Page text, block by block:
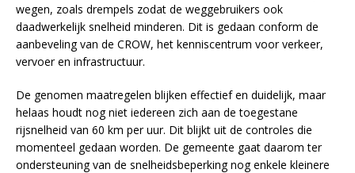
wegen, zoals drempels zodat de weggebruikers ook
daadwerkelijk snelheid minderen. Dit is gedaan conform de
aanbeveling van de CROW, het kenniscentrum voor verkeer,
vervoer en infrastructuur.
De genomen maatregelen blijken effectief en duidelijk, maar
helaas houdt nog niet iedereen zich aan de toegestane
rijsnelheid van 60 km per uur. Dit blijkt uit de controles die
momenteel gedaan worden. De gemeente gaat daarom ter
ondersteuning van de snelheidsbeperking nog enkele kleinere